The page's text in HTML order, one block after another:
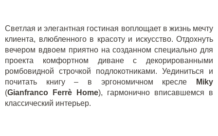
Светлая и элегантная гостиная воплощает в жизнь мечту
клиента, влюбленного в красоту и искусство. Отдохнуть
вечером вдвоем приятно на созданном специально для
проекта комфортном диване с декорированными
ромбовидной строчкой подлокотниками. Уединиться и
почитать книгу – в эргономичном кресле
Miky
(Gianfranco Ferrè Home), гармонично вписавшемся в
классический интерьер.